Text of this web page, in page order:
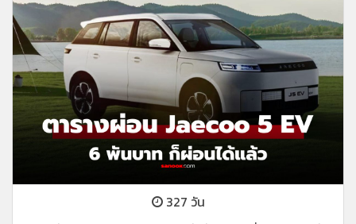
327 วัน